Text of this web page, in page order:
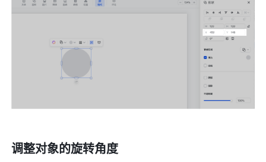
调整对象的旋转角度